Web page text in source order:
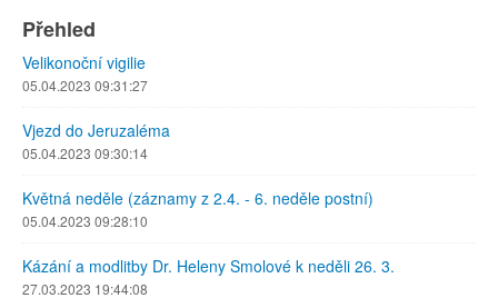
Přehled
Velikonoční vigilie
05.04.2023 09:31:27
Vjezd do Jeruzaléma
05.04.2023 09:30:14
Květná neděle (záznamy z 2.4. - 6. neděle postní)
05.04.2023 09:28:10
Kázání a modlitby Dr. Heleny Smolové k neděli 26. 3.
27.03.2023 19:44:08